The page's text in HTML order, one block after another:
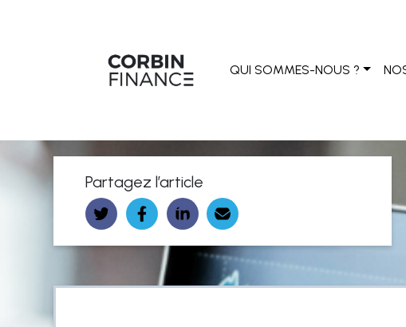
QUI SOMMES-NOUS ?
Partagez l’article